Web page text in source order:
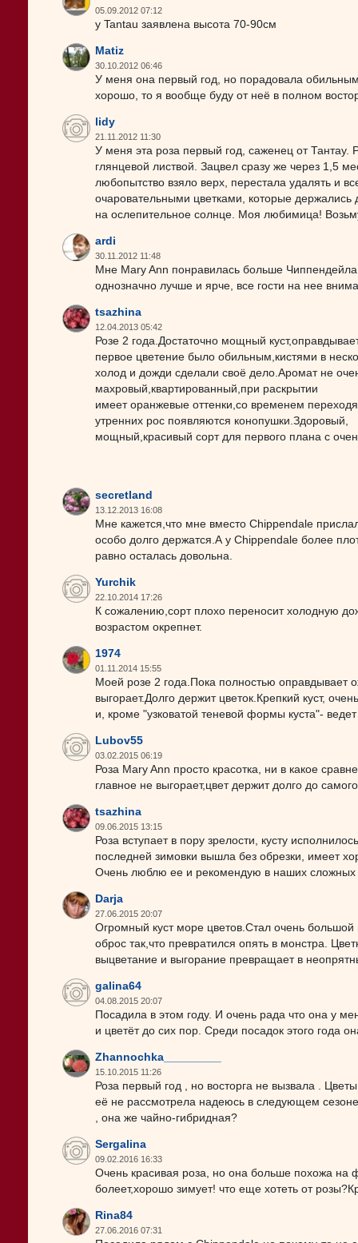
05.09.2012 07:12
у Tantau заявлена высота 70-90см
Matiz
30.10.2012 06:46
У меня она первый год, но порадовала
хорошо, то я вообще буду от неё в полном
lidy
21.11.2012 11:30
У меня эта роза первый год, саженец от
глянцевой листвой. Зацвел сразу же через 1,5
любопытство взяло верх, перестала удалять и
очаровательными цветками, которые держались
на ослепительное солнце. Моя любимица!
ardi
30.11.2012 11:48
Мне Mary Ann понравилась больше
однозначно лучше и ярче, все гости на нее
tsazhina
12.04.2013 05:42
Розе 2 года.Достаточно мощный
первое цветение было обильным,кистями в
холод и дожди сделали своё дело.Аромат не
махровый,квартированный,при раскрытии
имеет оранжевые оттенки,со временем
утренних рос появляются конопушки.Здоровый,
мощный,красивый сорт для первого плана с
secretland
13.12.2013 16:08
Мне кажется,что мне вместо Chippendale
особо долго держатся.А у Chippendale более
равно осталась довольна.
Yurchik
22.10.2014 17:26
К сожалению,сорт плохо переносит холодную
возрастом окрепнет.
1974
01.11.2014 15:55
Моей розе 2 года.Пока полностью оправдывает
выгорает.Долго держит цветок.Крепкий куст,
и, кроме "узковатой теневой формы куста"-
Lubov55
03.02.2015 06:19
Роза Мary Ann просто красотка, ни в какое
главное не выгорает,цвет держит долго до
tsazhina
09.06.2015 13:15
Роза вступает в пору зрелости, кусту
последней зимовки вышла без обрезки, имеет
Очень люблю ее и рекомендую в наших сложных
Darja
27.06.2015 20:07
Огромный куст море цветов.Стал очень
оброс так,что превратился опять в монстра.
выцветание и выгорание превращает в
galina64
04.08.2015 20:07
Посадила в этом году. И очень рада что она у
и цветёт до сих пор. Среди посадок этого года
Zhannochka_________
15.10.2015 11:26
Роза первый год , но восторга не вызвала .
её не рассмотрела надеюсь в следующем
, она же чайно-гибридная?
Sergalina
09.02.2016 16:33
Очень красивая роза, но она больше похожа на
болеет,хорошо зимует! что еще хотеть от
Rina84
27.06.2016 07:31